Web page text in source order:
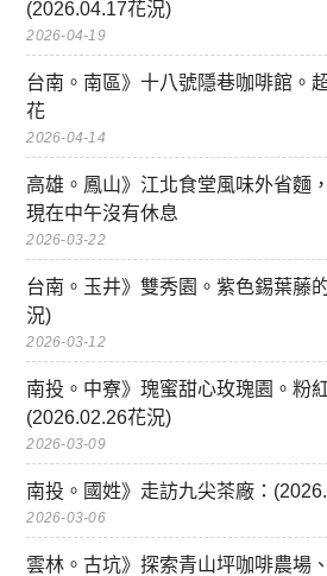
(2026.04.17花況)
2026-04-19
台南。南區》十八號隱巷咖啡館。
花
2026-04-14
高雄。鳳山》江北食堂風味外省麵
現在中午沒有休息
2026-03-22
台南。玉井》雙秀園。紫色錫葉藤
況)
2026-03-12
南投。中寮》瑰蜜甜心玫瑰園。粉
(2026.02.26花況)
2026-03-09
南投。國姓》走訪九尖茶廠：
2026-03-06
雲林。古坑》探索青山坪咖啡農場